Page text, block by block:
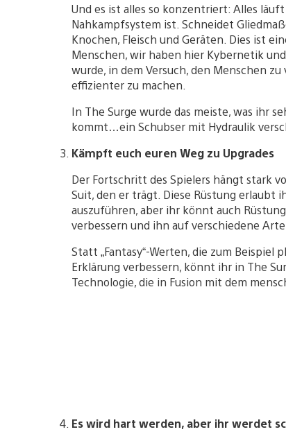
Und es ist alles so konzentriert: Alles
Nahkampfsystem ist. Schneidet
Knochen, Fleisch und Geräten. Dies ist
Menschen, wir haben hier Kybernetik
wurde, in dem Versuch, den Menschen
effizienter zu machen.
In The Surge wurde das meiste, was ihr
kommt…ein Schubser mit Hydraulik
Kämpft euch euren Weg zu Upgrades
Der Fortschritt des Spielers hängt stark
Suit, den er trägt. Diese Rüstung erlaubt
auszuführen, aber ihr könnt auch
verbessern und ihn auf verschiedene
Statt „Fantasy“-Werten, die zum
Erklärung verbessern, könnt ihr in The
Technologie, die in Fusion mit dem
Es wird hart werden, aber ihr werdet